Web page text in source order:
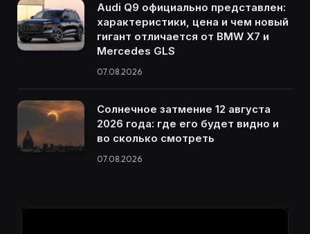
Audi Q9 официально представлен:
характеристики, цена и чем новый
гигант отличается от BMW X7 и
Mercedes GLS
07.08.2026
Солнечное затмение 12 августа
2026 года: где его будет видно и
во сколько смотреть
07.08.2026